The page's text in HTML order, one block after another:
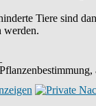
Tiere sind
werden.